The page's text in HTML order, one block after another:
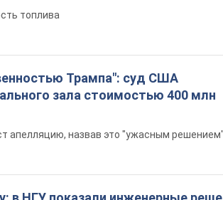
топлива
Трампа": суд США
зала стоимостью 400 млн
апелляцию, назвав это "ужасным